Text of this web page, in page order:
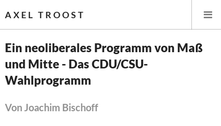
AXEL TROOST
Startseite
Themen
Leitlinien linker Wirtschafts- und Finanzpolitik
Ein neoliberales Programm von Maß
und Mitte - Das CDU/CSU-
Wahlprogramm
Von Joachim Bischoff